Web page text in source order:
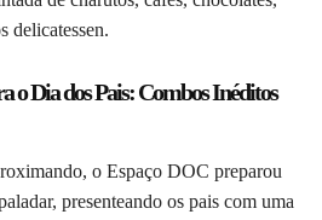
delicatessen.
o Dia dos Pais: Combos Inéditos
o Espaço DOC preparou
presenteando os pais com uma